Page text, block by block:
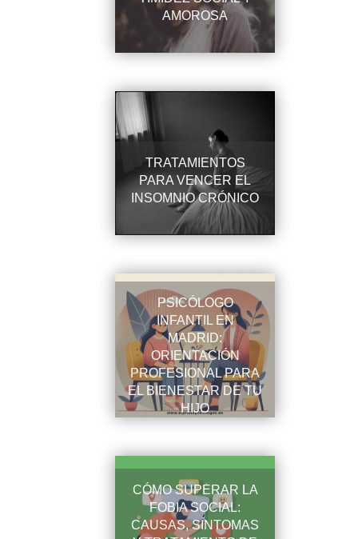
AMOROSA
TRATAMIENTOS
PARA VENCER EL
INSOMNIO CRÓNICO
PSICÓLOGO
INFANTIL EN
MADRID:
ORIENTACIÓN
PROFESIONAL PARA
EL BIENESTAR DE TU
HIJO
CÓMO SUPERAR LA
FOBIA SOCIAL:
CAUSAS, SÍNTOMAS